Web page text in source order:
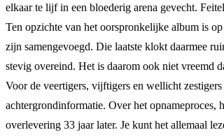
elkaar te lijf in een bloederig arena gevecht.
Ten opzichte van het oorspronkelijke album is
zijn samengevoegd. Die laatste klokt daarmee
stevig overeind. Het is daarom ook niet vreemd
Voor de veertigers, vijftigers en wellicht
achtergrondinformatie. Over het opnameproces,
overlevering 33 jaar later. Je kunt het allemaal